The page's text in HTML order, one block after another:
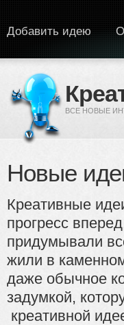
ВСЕ НОВЫЕ
Добавить идею
Новые
Креативные
прогресс
придумывали
жили в
даже обычное
задумкой,
креативной